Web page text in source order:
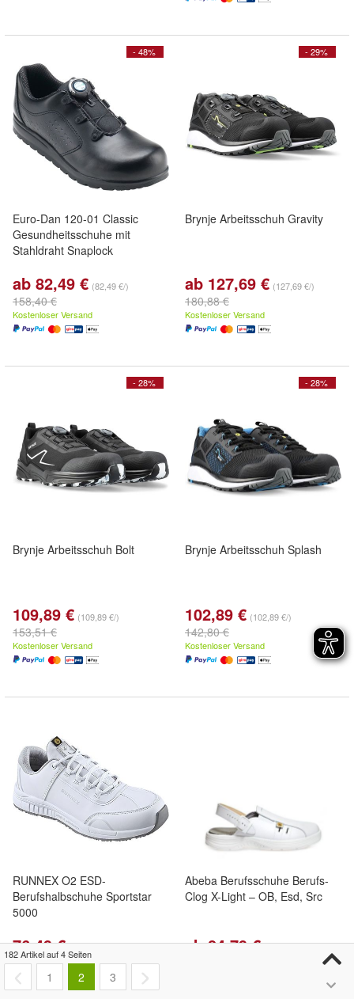
- 48%
Euro-Dan 120-01 Classic
Gesundheitsschuhe mit
Stahldraht Snaplock
ab 82,49 € (82,49 €/)
158,40 €
Kostenloser Versand
- 29%
Brynje Arbeitsschuh Gravity
ab 127,69 € (127,69 €/)
180,88 €
Kostenloser Versand
- 28%
Brynje Arbeitsschuh Bolt
109,89 € (109,89 €/)
153,51 €
Kostenloser Versand
- 28%
Brynje Arbeitsschuh Splash
102,89 € (102,89 €/)
142,80 €
Kostenloser Versand
RUNNEX O2 ESD-
Berufshalbschuhe Sportstar
5000
76,49 € (76,49 €/)
Kostenloser Versand
Abeba Berufsschuhe Berufs-
Clog X-Light – OB, Esd, Src
ab 84,79 € (84,79 €/)
182 Artikel auf 4 Seiten
1 2 3